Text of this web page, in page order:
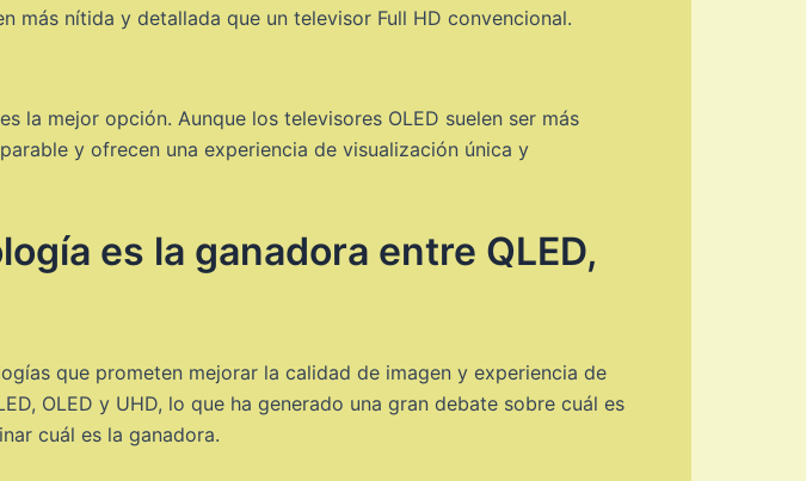
más nítida y detallada que un televisor Full HD convencional.
la mejor opción. Aunque los televisores OLED suelen ser más
y ofrecen una experiencia de visualización única y
es la ganadora entre QLED,
que prometen mejorar la calidad de imagen y experiencia de
OLED y UHD, lo que ha generado una gran debate sobre cuál es
cuál es la ganadora.